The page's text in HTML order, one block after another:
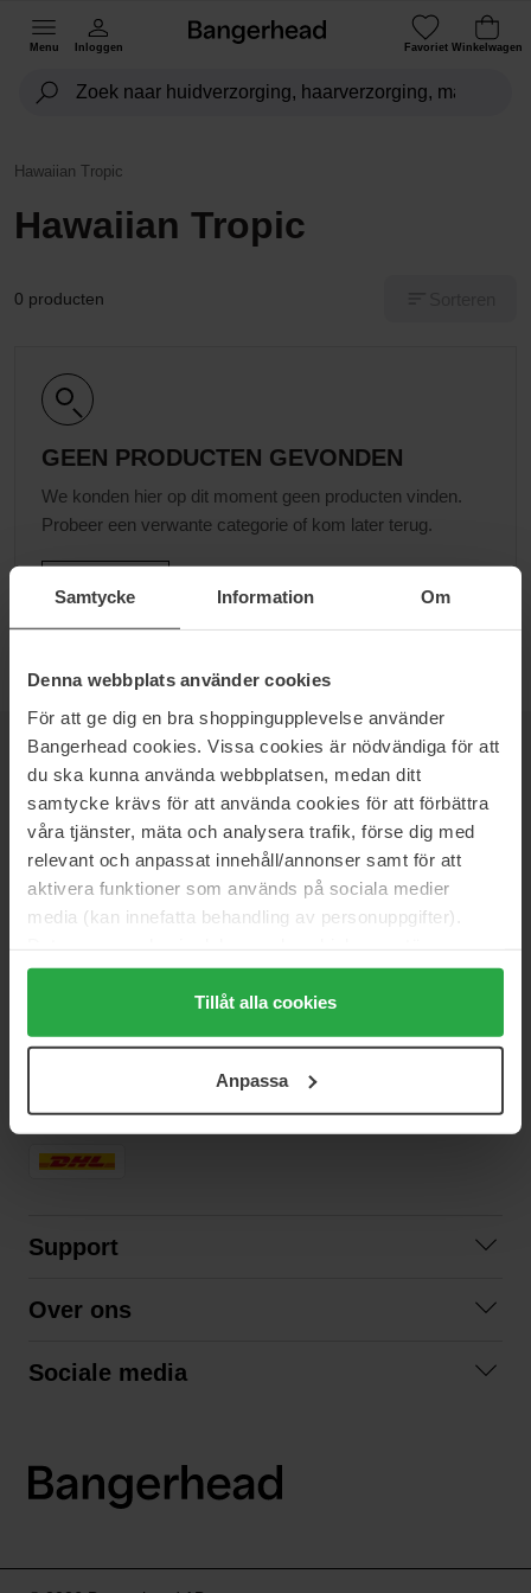
Samtycke Information Om
Denna webbplats använder cookies
För att ge dig en bra shoppingupplevelse använder
Bangerhead cookies. Vissa cookies är nödvändiga för att
du ska kunna använda webbplatsen, medan ditt
samtycke krävs för att använda cookies för att förbättra
våra tjänster, mäta och analysera trafik, förse dig med
relevant och anpassat innehåll/annonser samt för att
aktivera funktioner som används på sociala medier
media (kan innefatta behandling av personuppgifter).
Genom att trycka på "Tillåt alla cookies" accepterar du
alla cookies, medan du under "Detaljer" kan anpassa
användningen av cookies. Du kan när som helst återkalla
samt vår Integritetspolicy.
Tillåt alla cookies
Anpassa
Menu Inloggen Favoriet Winkelwagen
Hawaiian Tropic
Hawaiian Tropic
0 producten
GEEN PRODUCTEN GEVONDEN
We konden hier op dit moment geen producten vinden.
Probeer een verwante categorie of kom later terug.
NIEUWSBRIEF
WEES ALS EERSTE OP DE HOOGTE
Wil je het beste beauty-nieuws direct in je inbox ontvangen?
aanbiedingen!
SNELLE LEVERING
Support
Algemene voorwaarden
Over ons
Sociale media
LinkedIn